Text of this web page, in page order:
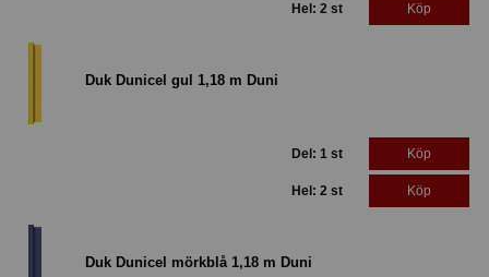
Hel: 2 st Köp
Duk Dunicel gul 1,18 m Duni
Del: 1 st Köp
Hel: 2 st Köp
Duk Dunicel mörkblå 1,18 m Duni